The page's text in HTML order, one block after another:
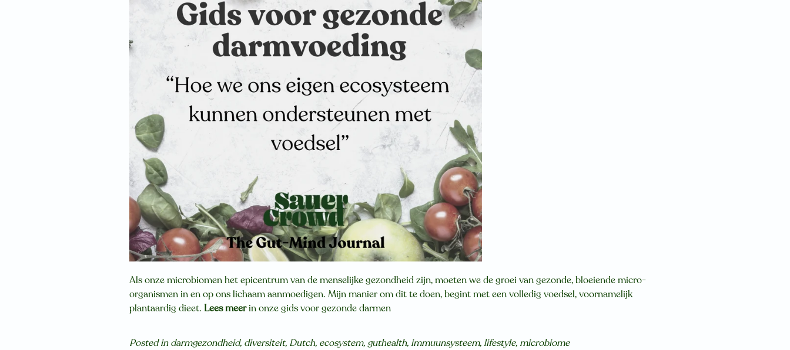
Als onze microbiomen het epicentrum van de menselijke gezondheid zijn, moeten we de groei van gezonde, bloeiende micro-
organismen in en op ons lichaam aanmoedigen. Mijn manier om dit te doen, begint met een volledig voedsel, voornamelijk
plantaardig dieet. Lees meerin onze gids voor gezonde darmen
Posted indarmgezondheid, diversiteit, Dutch, ecosystem,guthealth, immuunsysteem,lifestyle, microbiome